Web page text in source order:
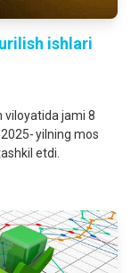
ishlari
viloyatida jami 8
yilning mos
etdi.